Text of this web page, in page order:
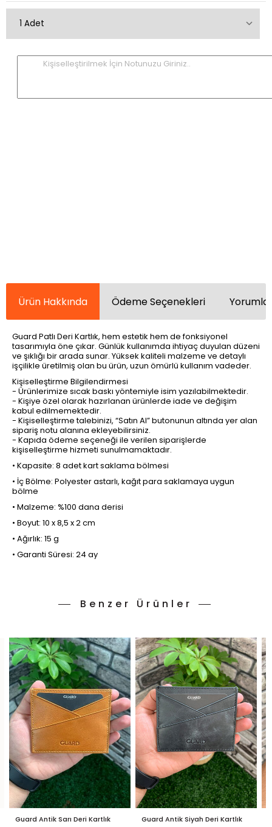
Kişiselleştirilmek İçin Notunuzu Giriniz..
Ürün Hakkında Ödeme Seçenekleri
Guard Patlı Deri Kartlık, hem estetik hem de fonksiyonel
tasarımıyla öne çıkar. Günlük kullanımda ihtiyaç duyulan düzeni
ve şıklığı bir arada sunar. Yüksek kaliteli malzeme ve detaylı
işçilikle üretilmiş olan bu ürün, uzun ömürlü kullanım vadeder.
Kişiselleştirme Bilgilendirmesi
- Ürünlerimize sıcak baskı yöntemiyle isim yazılabilmektedir.
- Kişiye özel olarak hazırlanan ürünlerde iade ve değişim
kabul edilmemektedir.
- Kişiselleştirme talebinizi, “Satın Al” butonunun altında yer alan
sipariş notu alanına ekleyebilirsiniz.
- Kapıda ödeme seçeneği ile verilen siparişlerde
kişiselleştirme hizmeti sunulmamaktadır.
• Kapasite: 8 adet kart saklama bölmesi
• İç Bölme: Polyester astarlı, kağıt para saklamaya uygun
bölme
• Malzeme: %100 dana derisi
• Boyut: 10 x 8,5 x 2 cm
• Ağırlık: 15 g
• Garanti Süresi: 24 ay
Benzer Ürünler
Guard Antik Sarı Deri Kartlık Guard Antik Siyah Deri Kartlık